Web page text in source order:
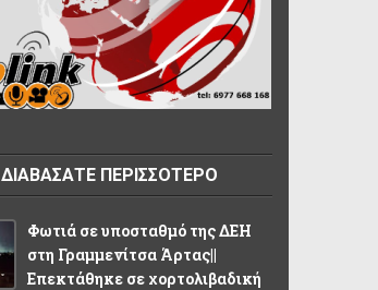
ΔΙΑΒΑΣΑΤΕ ΠΕΡΙΣΣΟΤΕΡΟ
Φωτιά σε υποσταθμό της ΔΕΗ
στη Γραμμενίτσα Άρτας||
Επεκτάθηκε σε χορτολιβαδική